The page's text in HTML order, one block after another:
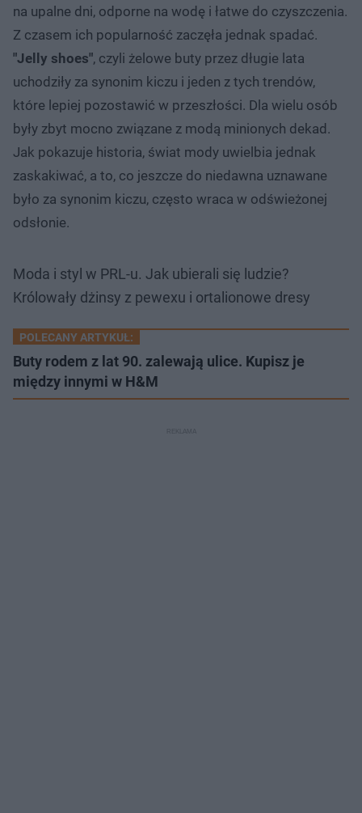
na upalne dni, odporne na wodę i łatwe do czyszczenia.
Z czasem ich popularność zaczęła jednak spadać.
"Jelly shoes", czyli żelowe buty przez długie lata
uchodziły za synonim kiczu i jeden z tych trendów,
które lepiej pozostawić w przeszłości. Dla wielu osób
były zbyt mocno związane z modą minionych dekad.
Jak pokazuje historia, świat mody uwielbia jednak
zaskakiwać, a to, co jeszcze do niedawna uznawane
było za synonim kiczu, często wraca w odświeżonej
odsłonie.
Moda i styl w PRL-u. Jak ubierali się ludzie?
Królowały dżinsy z pewexu i ortalionowe dresy
POLECANY ARTYKUŁ:
Buty rodem z lat 90. zalewają ulice. Kupisz je
między innymi w H&M